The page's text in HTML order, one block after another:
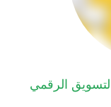
الرقمي